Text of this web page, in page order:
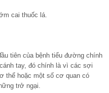
cai thuốc lá.
tiên của bệnh tiểu đường chính
tay, đó chính là vì các sợi
thể hoặc một số cơ quan có
trở ngại.